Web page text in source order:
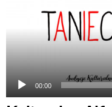
00:00